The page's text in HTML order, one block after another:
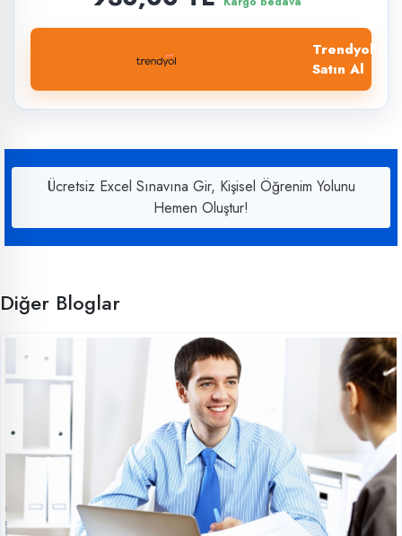
Trendyol'dan
Satın Al
Ücretsiz Excel Sınavına Gir, Kişisel Öğrenim Yolunu
Hemen Oluştur!
Diğer Bloglar